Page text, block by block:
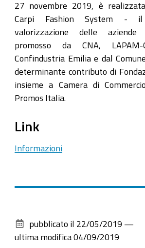
27 novembre 2019, è
Carpi Fashion System -
valorizzazione delle
promosso da CNA, LAPAM-
Confindustria Emilia e dal
determinante contributo di
insieme a Camera di
Promos Italia.
Link
Informazioni
documento
pubblicato il 22/05/2019 —
ultima modifica 04/09/2019